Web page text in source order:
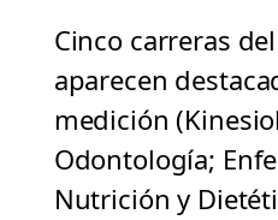
Cinco carreras
aparecen
medición
Odontología;
Nutrición y